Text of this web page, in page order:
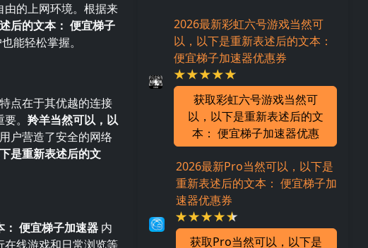
的上网环境。根据来
后的文本： 便宜梯子
能轻松掌握。
点在于其优越的连接
。 羚羊当然可以，以
户营造了安全的网络
是重新表述后的文
便宜梯子加速器 内
线游戏和日常浏览等
2026最新彩虹六号游戏当然可
以，以下是重新表述后的文本：
便宜梯子加速器优惠券
获取彩虹六号游戏当然可
以，以下是重新表述后的文
本： 便宜梯子加速器优惠
2026最新Pro当然可以，以下是
重新表述后的文本： 便宜梯子加
速器优惠券
获取Pro当然可以，以下是